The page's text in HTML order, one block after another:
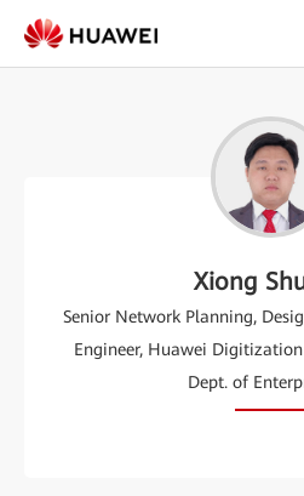
Xiong
Senior Network Planning,
Engineer, Huawei Digitization
Dept. of